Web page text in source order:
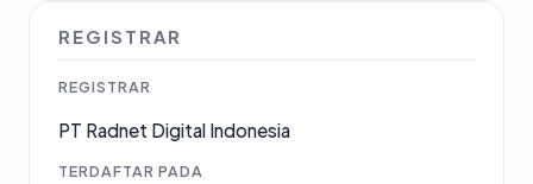
REGISTRAR
REGISTRAR
PT Radnet Digital Indonesia
TERDAFTAR PADA